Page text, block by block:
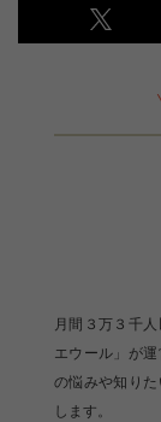
月間３万３千
エウール」が
の悩みや知り
します。